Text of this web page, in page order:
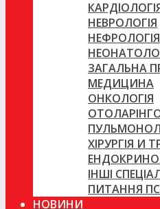
НЕВРОЛОГІЯ
НЕФРОЛОГІЯ
ЗАГАЛЬНА
МЕДИЦИНА
ОНКОЛОГІЯ
ХІРУРГІЯ И
ІНШІ
ПИТАННЯ
НОВИНИ